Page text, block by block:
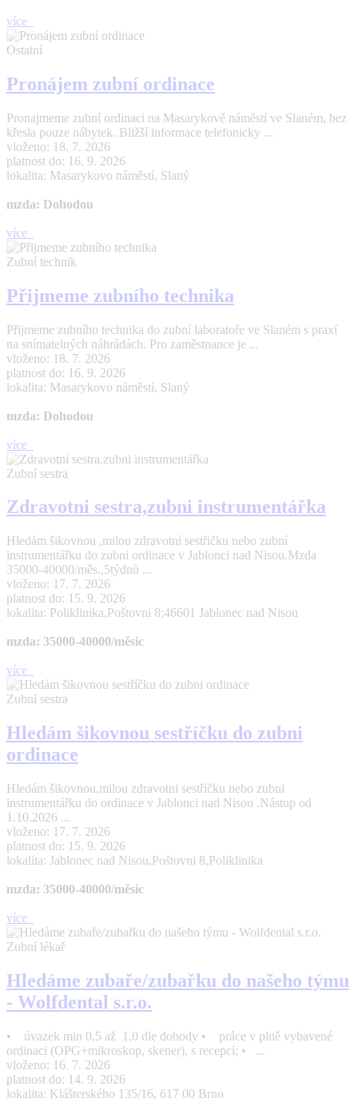
více
Ostatní
Pronájem zubní ordinace
Pronajmeme zubní ordinaci na Masarykově náměstí ve Slaném, bez
křesla pouze nábytek. Bližší informace telefonicky ...
vloženo: 18. 7. 2026
platnost do: 16. 9. 2026
lokalita: Masarykovo náměstí, Slaný
mzda: Dohodou
více
Zubní technik
Přijmeme zubního technika
Přijmeme zubního technika do zubní laboratoře ve Slaném s praxí
na snímatelných náhrádách. Pro zaměstnance je ...
vloženo: 18. 7. 2026
platnost do: 16. 9. 2026
lokalita: Masarykovo náměstí, Slaný
mzda: Dohodou
více
Zubní sestra
Zdravotni sestra,zubni instrumentářka
Hledám šikovnou ,milou zdravotní sestřičku nebo zubní
instrumentářku do zubni ordinace v Jablonci nad Nisou.Mzda
35000-40000/měs.,5týdnů ...
vloženo: 17. 7. 2026
platnost do: 15. 9. 2026
lokalita: Poliklinika,Poštovni 8;46601 Jablonec nad Nisou
mzda: 35000-40000/měsic
více
Zubní sestra
Hledám šikovnou sestříčku do zubni
ordinace
Hledám šikovnou,milou zdravotni sestřičku nebo zubni
instrumentářku do ordinace v Jablonci nad Nisou .Nástup od
1.10.2026 ...
vloženo: 17. 7. 2026
platnost do: 15. 9. 2026
lokalita: Jablonec nad Nisou,Poštovni 8,Poliklinika
mzda: 35000-40000/měsic
více
Zubní lékař
Hledáme zubaře/zubařku do našeho týmu
- Wolfdental s.r.o.
• úvazek min 0,5 až 1,0 dle dohody • práce v plně vybavené
ordinaci (OPG+mikroskop, skener), s recepcí; • ...
vloženo: 16. 7. 2026
platnost do: 14. 9. 2026
lokalita: Klášterského 135/16, 617 00 Brno